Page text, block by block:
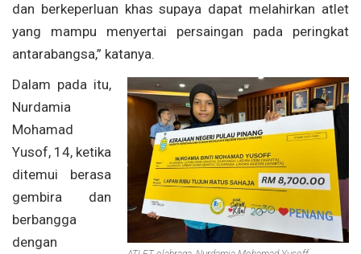
dan berkeperluan khas supaya dapat melahirkan atlet
yang mampu menyertai persaingan pada peringkat
antarabangsa,” katanya.
Dalam pada itu,
Nurdamia
Mohamad
Yusof, 14, ketika
ditemui berasa
gembira dan
berbangga
dengan